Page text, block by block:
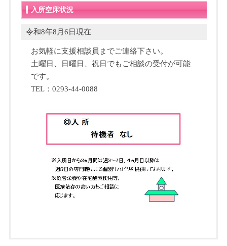
入所空床状況
令和8年8月6日現在
お気軽に支援相談員までご連絡下さい。
土曜日、日曜日、祝日でもご相談の受付が可能
です。
TEL：0293-44-0088